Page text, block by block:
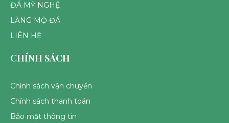
ĐÁ MỸ NGHỆ
LĂNG MỘ ĐÁ
LIÊN HỆ
CHÍNH SÁCH
Chính sách vận chuyển
Chính sách thanh toán
Bảo mật thông tin